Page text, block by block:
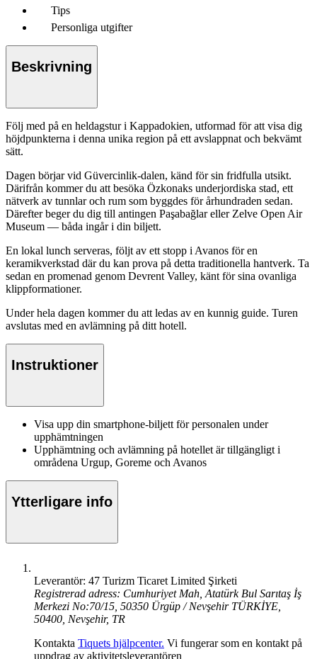
Tips
Personliga utgifter
Beskrivning
Följ med på en heldagstur i Kappadokien, utformad för att visa dig
höjdpunkterna i denna unika region på ett avslappnat och bekvämt
sätt.
Dagen börjar vid Güvercinlik-dalen, känd för sin fridfulla utsikt.
Därifrån kommer du att besöka Özkonaks underjordiska stad, ett
nätverk av tunnlar och rum som byggdes för århundraden sedan.
Därefter beger du dig till antingen Paşabağlar eller Zelve Open Air
Museum — båda ingår i din biljett.
En lokal lunch serveras, följt av ett stopp i Avanos för en
keramikverkstad där du kan prova på detta traditionella hantverk. Ta
sedan en promenad genom Devrent Valley, känt för sina ovanliga
klippformationer.
Under hela dagen kommer du att ledas av en kunnig guide. Turen
avslutas med en avlämning på ditt hotell.
Instruktioner
Visa upp din smartphone-biljett för personalen under
upphämtningen
Upphämtning och avlämning på hotellet är tillgängligt i
områdena Urgup, Goreme och Avanos
Ytterligare info
Leverantör: 47 Turizm Ticaret Limited Şirketi
Registrerad adress: Cumhuriyet Mah, Atatürk Bul Sarıtaş İş
Merkezi No:70/15, 50350 Ürgüp / Nevşehir TÜRKİYE,
50400, Nevşehir, TR
Kontakta Tiquets hjälpcenter. Vi fungerar som en kontakt på
uppdrag av aktivitetsleverantören